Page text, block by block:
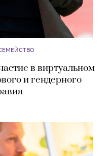
в виртуальном
и гендерного